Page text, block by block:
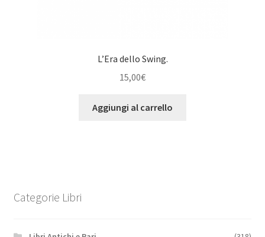
L’Era dello Swing.
15,00€
Aggiungi al carrello
Categorie Libri